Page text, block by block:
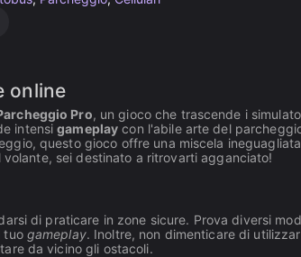
online
Pro, un gioco che trascende i
intensigameplay con l'abile arte del
questo gioco offre una miscela
sei destinato a ritrovarti agganciato!
di praticare in zone sicure. Prova diversi
tuo gameplay. Inoltre, non dimenticare di
da vicino gli ostacoli.